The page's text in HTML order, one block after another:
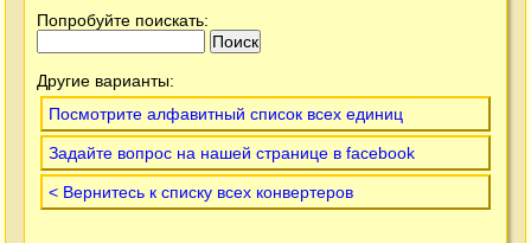
Попробуйте поискать:
Другие варианты:
Посмотрите алфавитный список всех единиц
Задайте вопрос на нашей странице в facebook
< Вернитесь к списку всех конвертеров